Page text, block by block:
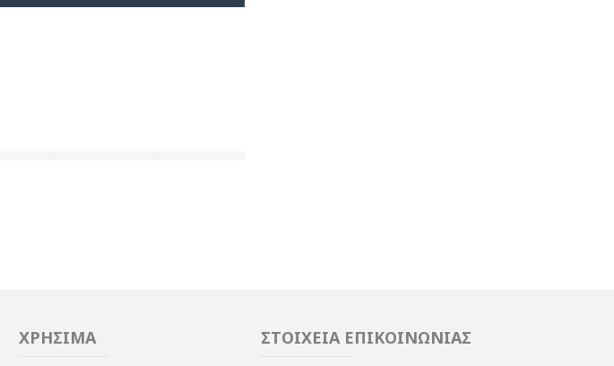
ΧΡΗΣΙΜΑ ΣΤΟΙΧΕΙΑ ΕΠΙΚΟΙΝΩΝΙΑΣ